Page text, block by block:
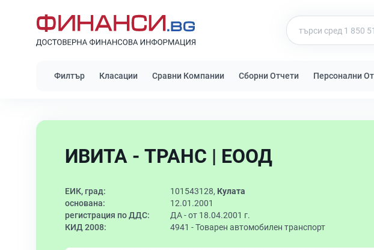
Филтър Класации Сравни Компании Сборни Отчети Персонални
ИВИТА - ТРАНС | ЕООД
ЕИК, град: 101543128, Кулата
основана:
12.01.2001
регистрация по ДДС:
ДА - от 18.04.2001 г.
КИД 2008:
4941 -Товарен автомобилен транспорт